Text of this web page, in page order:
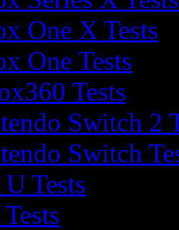
One X Tests
One Tests
Tests
Switch 2
Switch
Tests